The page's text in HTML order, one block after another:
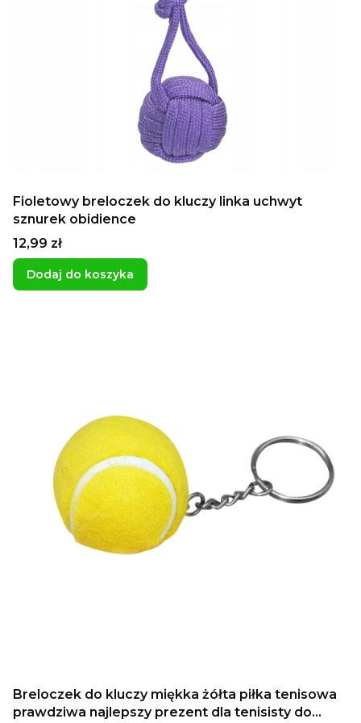
Fioletowy breloczek do kluczy linka uchwyt
sznurek obidience
Cena
12,99 zł
Dodaj do koszyka
Breloczek do kluczy miękka żółta piłka tenisowa
prawdziwa najlepszy prezent dla tenisisty do